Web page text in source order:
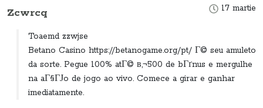
17 martie
Zcwrcq
Toaemd zzwjse
Betano Casino https://betanogame.org/pt/ Г© seu amuleto
da sorte. Pegue 100% atГ© в‚¬500 de bГґnus e mergulhe
na aГ§ГЈo de jogo ao vivo. Comece a girar e ganhar
imediatamente.